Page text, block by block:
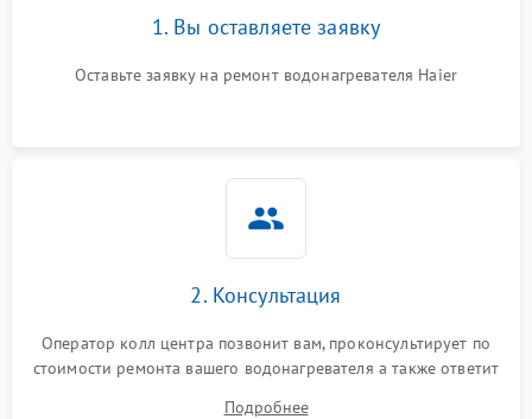
1. Вы оставляете заявку
Оставьте заявку на ремонт водонагревателя Haier
2. Консультация
Оператор колл центра позвонит вам, проконсультирует по
стоимости ремонта вашего водонагревателя а также ответит
Подробнее